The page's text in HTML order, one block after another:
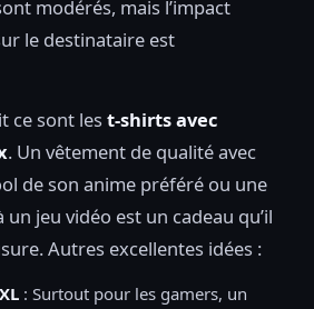
modérés, mais l’impact
le destinataire est
ce sont les t-shirts avec
. Un vêtement de qualité avec
de son anime préféré ou une
jeu vidéo est un cadeau qu’il
Autres excellentes idées :
: Surtout pour les gamers, un